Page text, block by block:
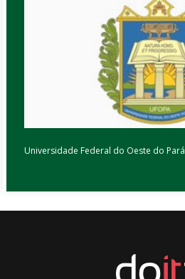
Universidade Federal do Oeste do Pará